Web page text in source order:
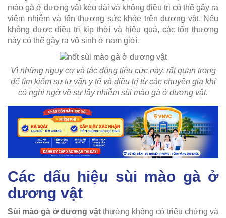
mào gà ở dương vật kéo dài và không điều trị có thể gây ra
viêm nhiễm và tổn thương sức khỏe trên dương vật. Nếu
không được điều trị kịp thời và hiệu quả, các tổn thương
này có thể gây ra vô sinh ở nam giới.
Vì những nguy cơ và tác động tiêu cực này, rất quan trọng
để tìm kiếm sự tư vấn y tế và điều trị từ các chuyên gia khi
có nghi ngờ về sự lây nhiễm sùi mào gà ở dương vật.
Các dấu hiệu sùi mào gà ở
dương vật
Sùi mào gà ở dương vậtthường không có triệu chứng và